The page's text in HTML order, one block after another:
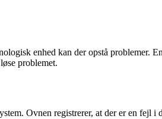
enhed kan der opstå problemer.
problemet.
Ovnen registrerer, at der er en